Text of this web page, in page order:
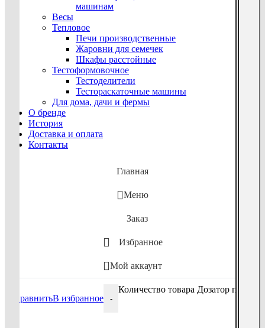
машинам
Весы
Тепловое
Печи производственные
Жаровни для семечек
Шкафы расстойные
Тестоформовочное
Тестоделители
Тестораскаточные машины
Для дома, дачи и фермы
О бренде
История
Доставка и оплата
Контакты
Главная
Меню
Заказ
Избранное
Мой аккаунт
СравнитьВ избранное -
Количество товара Дозатор